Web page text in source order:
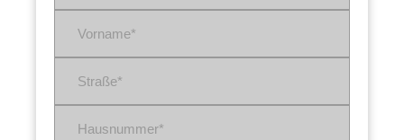
Vorname*
Straße*
Hausnummer*